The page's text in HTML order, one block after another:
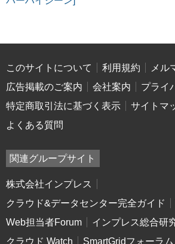
このサイトについて 利用規約
メル
広告掲載のご案内
会社案内
プライ
特定商取引法に基づく表示
サイトマ
よくある質問
関連グループサイト
株式会社インプレス
クラウド&データセンター完全ガイド
Web担当者Forum
インプレス総合研
クラウド Watch
SmartGridフォーラム